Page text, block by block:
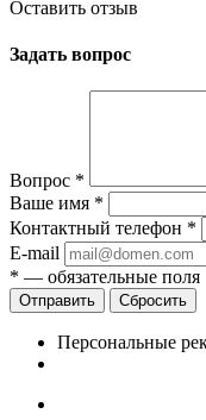
Оставить отзыв
Задать вопрос
Вопрос *
Ваше имя *
Контактный телефон *
E-mail
* — обязательные поля
Сбросить
Персональные